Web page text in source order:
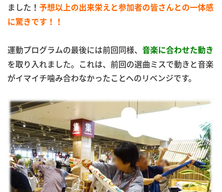
ました！ 予想以上の出来栄えと参加者の皆さんとの一体感
に驚きです！！
運動プログラムの最後には前回同様、 音楽に合わせた動き
を取り入れました。これは、前回の選曲ミスで動きと音楽
がイマイチ噛み合わなかったことへのリベンジです。